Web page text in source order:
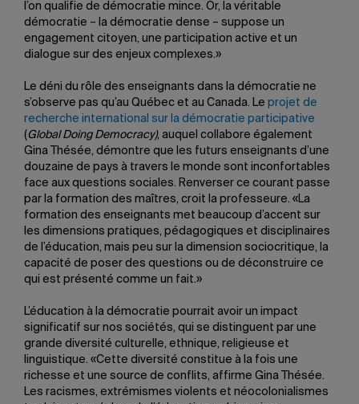
l’on qualifie de démocratie mince. Or, la véritable
démocratie – la démocratie dense – suppose un
engagement citoyen, une participation active et un
dialogue sur des enjeux complexes.»
Le déni du rôle des enseignants dans la démocratie ne
s’observe pas qu’au Québec et au Canada. Le projet de
recherche international sur la démocratie participative
(Global Doing Democracy), auquel collabore également
Gina Thésée, démontre que les futurs enseignants d’une
douzaine de pays à travers le monde sont inconfortables
face aux questions sociales. Renverser ce courant passe
par la formation des maîtres, croit la professeure. «La
formation des enseignants met beaucoup d’accent sur
les dimensions pratiques, pédagogiques et disciplinaires
de l’éducation, mais peu sur la dimension sociocritique, la
capacité de poser des questions ou de déconstruire ce
qui est présenté comme un fait.»
L’éducation à la démocratie pourrait avoir un impact
significatif sur nos sociétés, qui se distinguent par une
grande diversité culturelle, ethnique, religieuse et
linguistique. «Cette diversité constitue à la fois une
richesse et une source de conflits, affirme Gina Thésée.
Les racismes, extrémismes violents et néocolonialismes